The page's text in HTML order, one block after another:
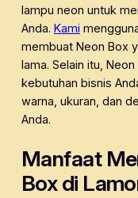
lampu neon untuk
Anda. Kami
membuat Neon Box
lama. Selain itu,
kebutuhan bisnis
warna, ukuran, dan
Anda.
Manfaat
Box di